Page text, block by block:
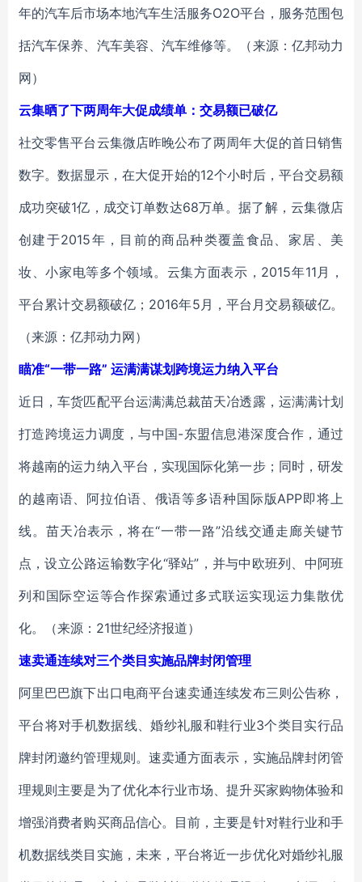
年的汽车后市场本地汽车生活服务O2O平台，服务范围包
括汽车保养、汽车美容、汽车维修等。（来源：亿邦动力
网）
云集晒了下两周年大促成绩单：交易额已破亿
社交零售平台云集微店昨晚公布了两周年大促的首日销售
数字。数据显示，在大促开始的12个小时后，平台交易额
成功突破1亿，成交订单数达68万单。据了解，云集微店
创建于2015年，目前的商品种类覆盖食品、家居、美
妆、小家电等多个领域。云集方面表示，2015年11月，
平台累计交易额破亿；2016年5月，平台月交易额破亿。
（来源：亿邦动力网）
瞄准“一带一路” 运满满谋划跨境运力纳入平台
近日，车货匹配平台运满满总裁苗天冶透露，运满满计划
打造跨境运力调度，与中国-东盟信息港深度合作，通过
将越南的运力纳入平台，实现国际化第一步；同时，研发
的越南语、阿拉伯语、俄语等多语种国际版APP即将上
线。苗天冶表示，将在“一带一路”沿线交通走廊关键节
点，设立公路运输数字化“驿站”，并与中欧班列、中阿班
列和国际空运等合作探索通过多式联运实现运力集散优
化。（来源：21世纪经济报道）
速卖通连续对三个类目实施品牌封闭管理
阿里巴巴旗下出口电商平台速卖通连续发布三则公告称，
平台将对手机数据线、婚纱礼服和鞋行业3个类目实行品
牌封闭邀约管理规则。速卖通方面表示，实施品牌封闭管
理规则主要是为了优化本行业市场、提升买家购物体验和
增强消费者购买商品信心。目前，主要是针对鞋行业和手
机数据线类目实施，未来，平台将近一步优化对婚纱礼服